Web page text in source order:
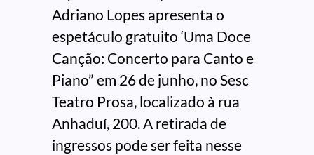
Adriano Lopes apresenta o
espetáculo gratuito ‘Uma Doce
Canção: Concerto para Canto e
Piano” em 26 de junho, no Sesc
Teatro Prosa, localizado à rua
Anhaduí, 200. A retirada de
ingressos pode ser feita nesse